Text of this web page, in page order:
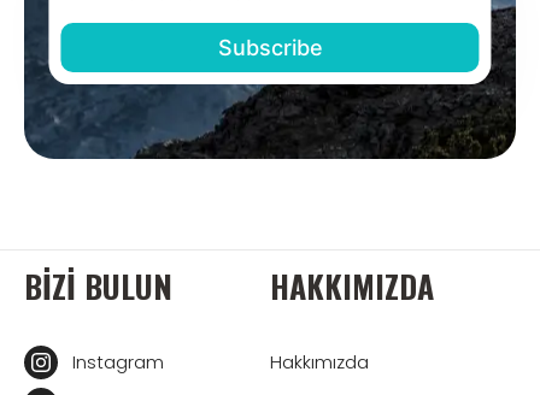
BIZI BULUN
Instagram
HAKKIMIZDA
Hakkımızda